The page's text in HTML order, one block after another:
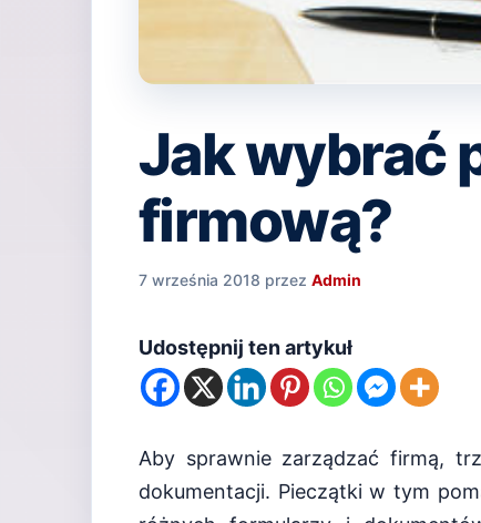
Jak wybrać
firmową?
7 września 2018 przez Admin
Udostępnij ten artykuł
Aby sprawnie zarządzać firmą,
dokumentacji. Pieczątki w tym